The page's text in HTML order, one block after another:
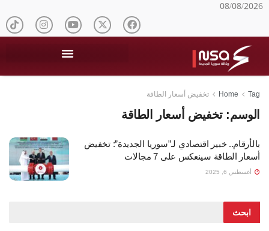
08/08/2026
Home Tag تخفيض أسعار الطاقة
الوسم:تخفيض أسعار الطاقة
بالأرقام.. خبير اقتصادي لـ”سوريا الجديدة”: تخفيض
أسعار الطاقة سينعكس على 7 مجالات
أغسطس 6, 2025
ابحث